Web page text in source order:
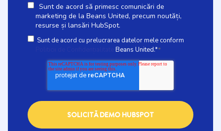
Sunt de acord să primesc comunicări de
marketing de la Beans United, precum noutăți,
resurse și lansări HubSpot.
Sunt de acord cu prelucrarea datelor mele conform
Beans United.**